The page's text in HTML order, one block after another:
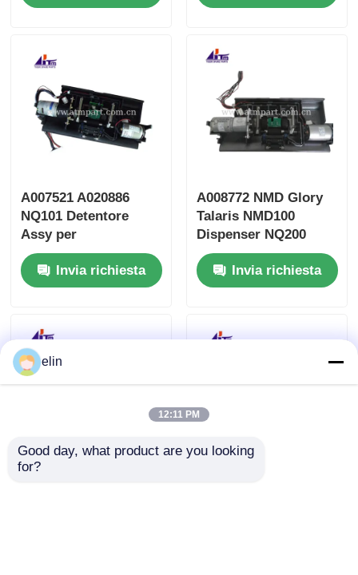
A007521 A020886
NQ101 Detentore
Assy per
Dispensatore NMD
Glory NMD100
Invia richiesta
A008772 NMD Glory
Talaris NMD100
Dispenser NQ200
Portatore Assy
Invia richiesta
elin
12:11 PM
Good day, what product are you looking
for?